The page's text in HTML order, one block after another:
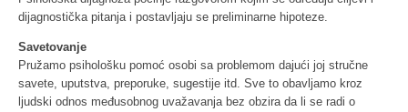
dijagnostička pitanja i postavljaju se preliminarne hipoteze.
Savetovanje
Pružamo psihološku pomoć osobi sa problemom dajući joj stručne
savete, uputstva, preporuke, sugestije itd. Sve to obavljamo kroz
ljudski odnos međusobnog uvažavanja bez obzira da li se radi o